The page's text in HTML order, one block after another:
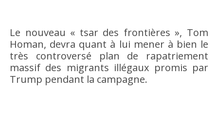
Le nouveau « tsar des frontières », Tom
Homan, devra quant à lui mener à bien le
très controversé plan de rapatriement
massif des migrants illégaux promis par
Trump pendant la campagne.